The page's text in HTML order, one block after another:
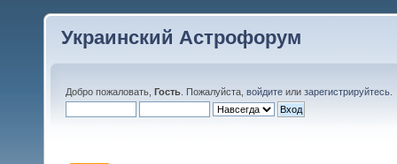
Украинский Астрофорум
Добро пожаловать, Гость . Пожалуйста, войдите или зарегистрируйтесь